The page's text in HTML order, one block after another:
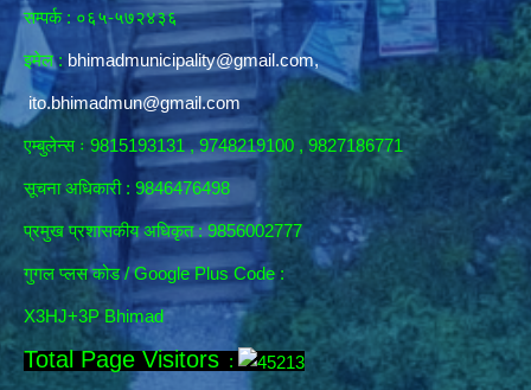
सम्पर्क : ०६५-५७२४३६
इमेल : bhimadmunicipality@gmail.com,
ito.bhimadmun@gmail.com
एम्बुलेन्स ः 9815193131 , 9748219100 , 9827186771
सूचना अधिकारी : 9846476498
प्रमुख प्रशासकीय अधिकृत : 9856002777
गुगल प्लस कोड / Google Plus Code :
X3HJ+3P Bhimad
Total Page Visitors :